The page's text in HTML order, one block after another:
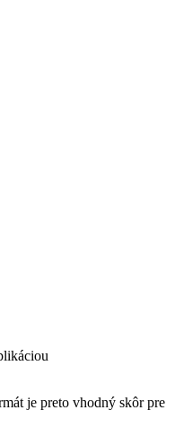
je preto vhodný skôr pre